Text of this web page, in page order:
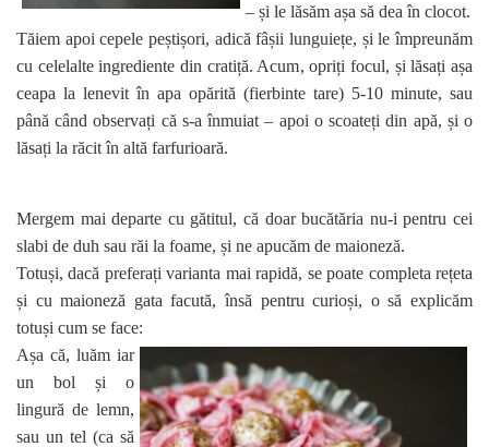
– și le lăsăm așa să dea în clocot.
Tăiem apoi cepele peștișori, adică fâșii lunguiețe, și le împreunăm
cu celelalte ingrediente din cratiță. Acum, opriți focul, și lăsați așa
ceapa la lenevit în apa opărită (fierbinte tare) 5-10 minute, sau
până când observați că s-a înmuiat – apoi o scoateți din apă, și o
lăsați la răcit în altă farfurioară.
Mergem mai departe cu gătitul, că doar bucătăria nu-i pentru cei
slabi de duh sau răi la foame, și ne apucăm de maioneză.
Totuși, dacă preferați varianta mai rapidă, se poate completa rețeta
și cu maioneză gata facută, însă pentru curioși, o să explicăm
totuși cum se face:
Așa că, luăm iar
un bol și o
lingură de lemn,
sau un tel (ca să